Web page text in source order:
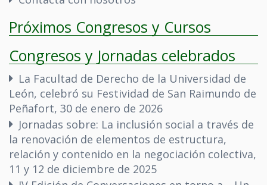
Próximos Congresos y Cursos
Congresos y Jornadas celebrados
La Facultad de Derecho de la Universidad de
León, celebró su Festividad de San Raimundo de
Peñafort, 30 de enero de 2026
Jornadas sobre: La inclusión social a través de
la renovación de elementos de estructura,
relación y contenido en la negociación colectiva,
11 y 12 de diciembre de 2025